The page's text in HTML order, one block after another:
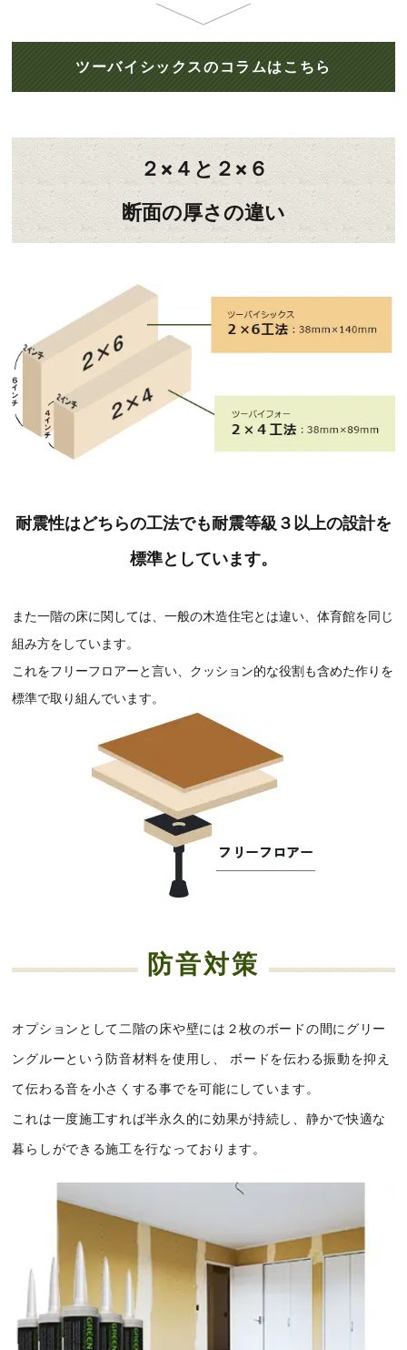
ツーバイシックスのコラムはこちら
２×４と２×６
断面の厚さの違い
耐震性はどちらの工法でも耐震等級３以上の設計を
標準としています。
また一階の床に関しては、一般の木造住宅とは違い、体育館を同じ
組み方をしています。
これをフリーフロアーと言い、クッション的な役割も含めた作りを
標準で取り組んでいます。
防音対策
オプションとして二階の床や壁には２枚のボードの間にグリー
ングルーという防音材料を使用し、 ボードを伝わる振動を抑え
て伝わる音を小さくする事でを可能にしています。
これは一度施工すれば半永久的に効果が持続し、静かで快適な
暮らしができる施工を行なっております。